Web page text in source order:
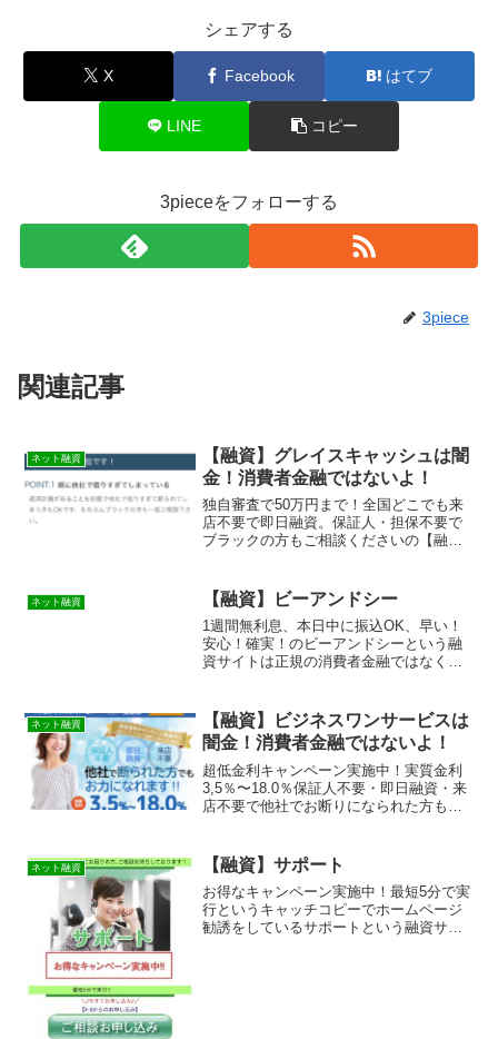
シェアする
X Facebook はてブ
LINE コピー
3pieceをフォローする
3piece
関連記事
ネット融資
【融資】グレイスキャッシュは闇
金！消費者金融ではないよ！
独自審査で50万円まで！全国どこでも来
店不要で即日融資。保証人・担保不要で
ブラックの方もご相談くださいの【融
送られてきたSMSメールでお金を貸して
もらえる消費者金融など...
ネット融資 【融資】ビーアンドシー
1週間無利息、本日中に振込OK、早い！
安心！確実！のビーアンドシーという融
資サイトは正規の消費者金融ではなく闇
スマホ専用の闇金サイトなので時間が経
てば再度同じページを...
ネット融資
【融資】ビジネスワンサービスは
闇金！消費者金融ではないよ！
超低金利キャンペーン実施中！実質金利
3,5％〜18.0％保証人不要・即日融資・来
店不要で他社でお断りになられた方もお
スマホでの検索や突然送られてきたSMS
メールでお金を...
ネット融資 【融資】サポート
お得なキャンペーン実施中！最短5分で実
行というキャッチコピーでホームページ
勧誘をしているサポートという融資サイ